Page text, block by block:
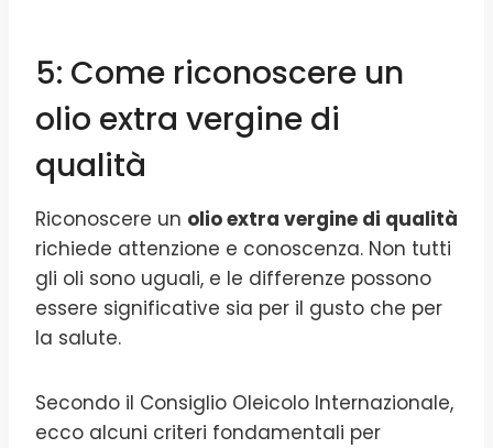
5: Come riconoscere un
olio extra vergine di
qualità
Riconoscere un olio extra vergine di qualità
richiede attenzione e conoscenza. Non tutti
gli oli sono uguali, e le differenze possono
essere significative sia per il gusto che per
la salute.
Secondo il Consiglio Oleicolo Internazionale,
ecco alcuni criteri fondamentali per